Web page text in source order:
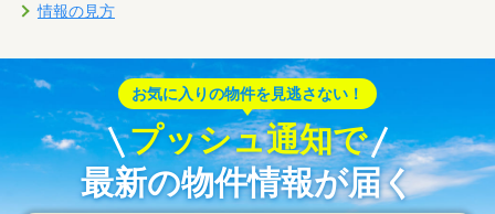
情報の見方
お気に入りの物件を見逃さない！
プッシュ通知で
最新の物件情報が届く